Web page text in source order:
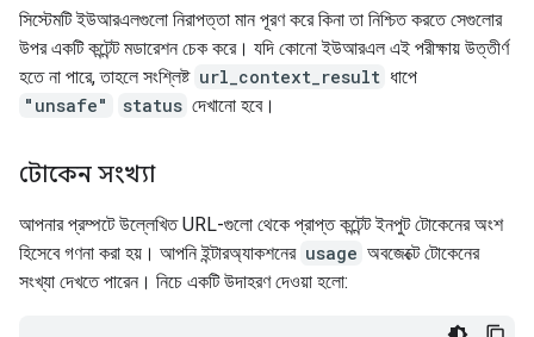
সিস্টেমটি ইউআরএলগুলো নিরাপত্তা মান পূরণ করে কিনা তা নিশ্চিত করতে সেগুলোর
উপর একটি কন্টেন্ট মডারেশন চেক করে। যদি কোনো ইউআরএল এই পরীক্ষায় উত্তীর্ণ
হতে না পারে, তাহলে সংশ্লিষ্ট url_context_result ধাপে
"unsafe"
status দেখানো হবে।
টোকেন সংখ্যা
আপনার প্রম্পটে উল্লেখিত URL-গুলো থেকে প্রাপ্ত কন্টেন্ট ইনপুট টোকেনের অংশ
হিসেবে গণনা করা হয়। আপনি ইন্টারঅ্যাকশনের usage অবজেক্টে টোকেনের
সংখ্যা দেখতে পারেন। নিচে একটি উদাহরণ দেওয়া হলো: